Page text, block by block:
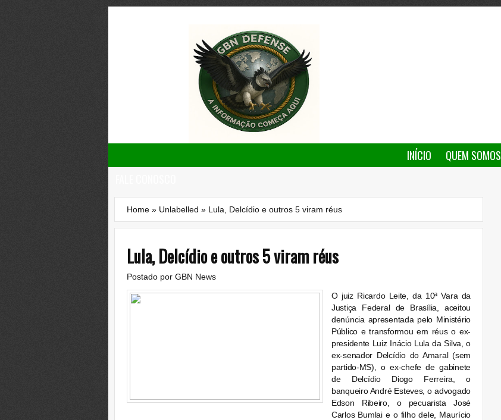
INÍCIO QUEM SOMOS
Home » Unlabelled » Lula, Delcídio e outros 5 viram réus
Lula, Delcídio e outros 5 viram réus
Postado por GBN News
O juiz Ricardo Leite, da 10ª Vara da
Justiça Federal de Brasília, aceitou
denúncia apresentada pelo Ministério
Público e transformou em réus o ex-
presidente Luiz Inácio Lula da Silva, o
ex-senador Delcídio do Amaral (sem
partido-MS), o ex-chefe de gabinete
de Delcídio Diogo Ferreira, o
banqueiro André Esteves, o advogado
Edson Ribeiro, o pecuarista José
Carlos Bumlai e o filho dele, Maurício